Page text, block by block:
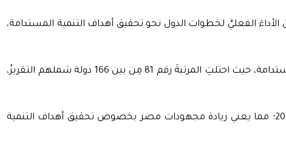
الفعليَّ لخطوات الدول نحو تحقيق أهداف التنمية المستدامة،
وأضافتِ السعيدُ أنَّ تقرير التنمية المستدامة يُصرِّحُ بأنَّ مصرَ قد تقدَّمتْ في العامِ الحاليِّ ستةَ مراكز في مؤشر أهداف التنمية المستدامة، حيث احتلتِ المرتبةَ رقم 81 مِن بين 166 دولة شملهم التقريرُ،
وتابعتِ الوزيرةُ، قائلةً: «لقد ارتفعتْ درجةُ مصر في هذا المؤشر، لتحقق 69.6 درجة في العامِ الحالي، وهذا مقابل 68.7 في عام 2022؛ مما يعني زيادة مجهودات مصر بخصوص تحقيق أهداف التنمية